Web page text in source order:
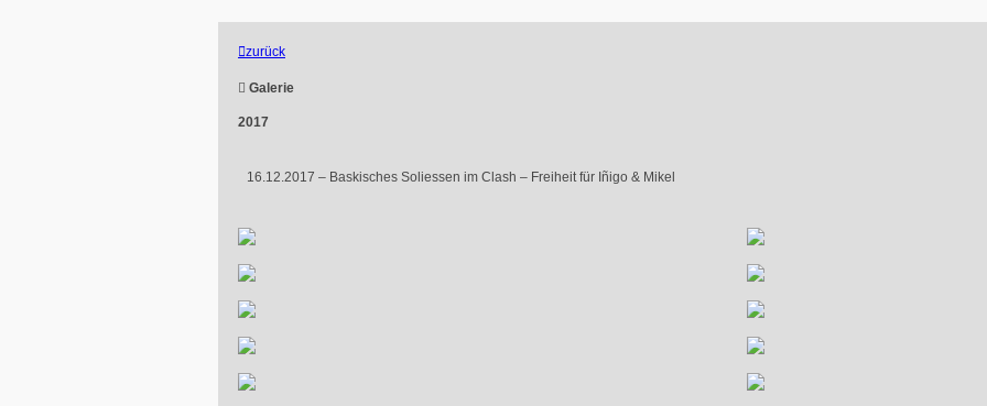
zurück
 Galerie
2017
16.12.2017 – Baskisches Soliessen im Clash – Freiheit für Iñigo & Mikel